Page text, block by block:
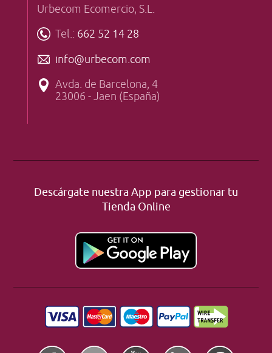
Urbecom Ecomercio, S.L.
Tel.: 662 52 14 28
info@urbecom.com
Avda. de Barcelona, 4
23006 - Jaen (España)
Descárgate nuestra App para gestionar tu
Tienda Online